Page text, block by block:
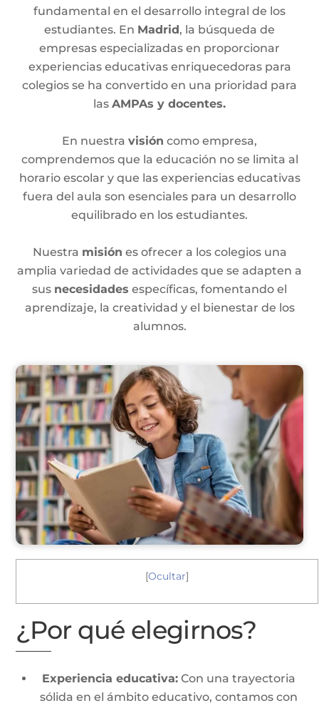
fundamental en el desarrollo integral de los
estudiantes. En Madrid, la búsqueda de
empresas especializadas en proporcionar
experiencias educativas enriquecedoras para
colegios se ha convertido en una prioridad para
las AMPAs y docentes.
En nuestra visión como empresa,
comprendemos que la educación no se limita al
horario escolar y que las experiencias educativas
fuera del aula son esenciales para un desarrollo
equilibrado en los estudiantes.
Nuestra misión es ofrecer a los colegios una
amplia variedad de actividades que se adapten a
sus necesidades específicas, fomentando el
aprendizaje, la creatividad y el bienestar de los
alumnos.
[Ocultar]
¿Por qué elegirnos?
Experiencia educativa:Con una trayectoria
sólida en el ámbito educativo, contamos con